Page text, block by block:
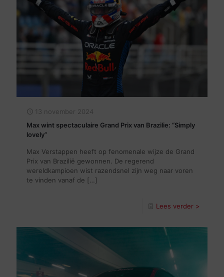
13 november 2024
Max wint spectaculaire Grand Prix van Brazilie: “Simply
lovely”
Max Verstappen heeft op fenomenale wijze de Grand
Prix van Brazilië gewonnen. De regerend
wereldkampioen wist razendsnel zijn weg naar voren
te vinden vanaf de […]
Lees verder >